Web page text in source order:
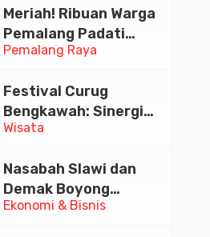
Diskusi Paramadina
Pemalang Raya
Meriah! Ribuan Warga
Pemalang Padati
Kirab Festival Kamir
Wisata
Festival Curug
Bengkawah: Sinergi
Desa Sikasur dan
Memajukan Wisata
serta UMKM Lokal
Ekonomi & Bisnis
Nasabah Slawi dan
Demak Boyong
Toyota Innova Zenix